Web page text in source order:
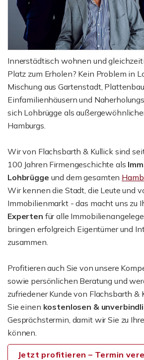
Innerstädtisch wohnen und
Platz zum Erholen? Kein Problem in
Mischung aus Gartenstadt,
Einfamilienhäusern und
sich Lohbrügge als
Hamburgs.
Wir von Flachsbarth & Kullick sind
100 Jahren Firmengeschichte als
Lohbrügge und dem gesamten
Wir kennen die Stadt, die Leute und
Immobilienmarkt - das macht uns zu
Experten für alle
bringen erfolgreich Eigentümer und
zusammen.
Profitieren auch Sie von unsere
sowie persönlichen Beratung und
zufriedener Kunde von Flachsbarth &
Sie einen kostenlosen &
Gesprächstermin, damit wir Sie zu
können.
Jetzt profitieren – Termin